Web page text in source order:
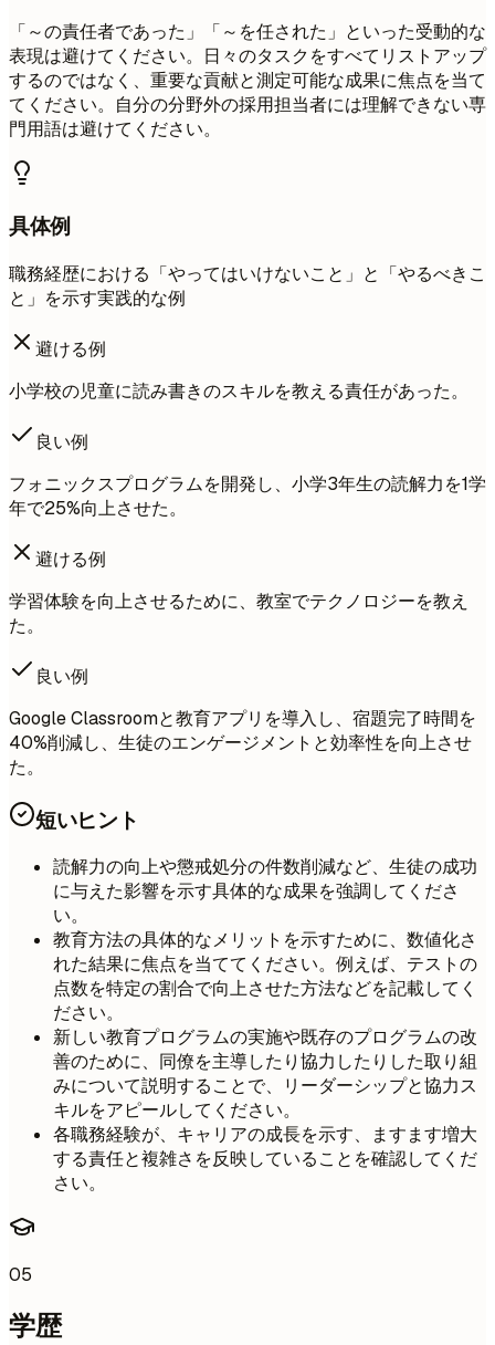
「～の責任者であった」「～を任された」といった受動的な
表現は避けてください。日々のタスクをすべてリストアップ
するのではなく、重要な貢献と測定可能な成果に焦点を当て
てください。自分の分野外の採用担当者には理解できない専
門用語は避けてください。
具体例
職務経歴における「やってはいけないこと」と「やるべきこ
と」を示す実践的な例
避ける例
小学校の児童に読み書きのスキルを教える責任があった。
良い例
フォニックスプログラムを開発し、小学3年生の読解力を1学
年で25%向上させた。
避ける例
学習体験を向上させるために、教室でテクノロジーを教え
た。
良い例
Google Classroomと教育アプリを導入し、宿題完了時間を
40%削減し、生徒のエンゲージメントと効率性を向上させ
た。
短いヒント
読解力の向上や懲戒処分の件数削減など、生徒の成功
に与えた影響を示す具体的な成果を強調してくださ
い。
教育方法の具体的なメリットを示すために、数値化さ
れた結果に焦点を当ててください。例えば、テストの
点数を特定の割合で向上させた方法などを記載してく
ださい。
新しい教育プログラムの実施や既存のプログラムの改
善のために、同僚を主導したり協力したりした取り組
みについて説明することで、リーダーシップと協力ス
キルをアピールしてください。
各職務経験が、キャリアの成長を示す、ますます増大
する責任と複雑さを反映していることを確認してくだ
さい。
05
学歴